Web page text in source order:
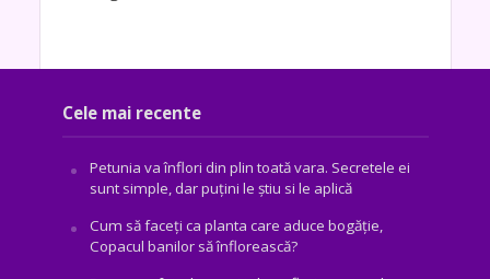
Cele mai recente
Petunia va înflori din plin toată vara. Secretele ei
sunt simple, dar puțini le știu si le aplică
Cum să faceți ca planta care aduce bogăţie,
Copacul banilor să înflorească?